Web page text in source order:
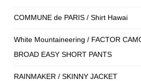
COMMUNE de PARIS / Shirt Hawai
White Mountaineering / FACTOR
BROAD EASY SHORT PANTS
RAINMAKER / SKINNY JACKET